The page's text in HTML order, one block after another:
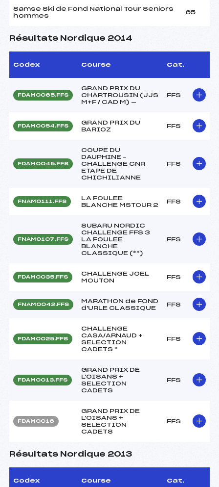
Samse Ski de Fond National Tour Seniors
hommes
65
Résultats Nordique 2014
Codex Course Cat.
FDAM0065.FFS
GRAND PRIX DU
CHARTROUSIN (JJS
M+F / CAD M) —
FFS
FDAM0054.FFS
GRAND PRIX DU
BARIOZ
FFS
FDAM0045.FFS
COUPE DU
DAUPHINE –
CHALLENGE CNR
ETAPE DE
CHICHILIANNE
FFS
FNAM0111.FFS
LA FOULEE
BLANCHE MSTOUR 2
FFS
FNAM0107.FFS
SUBARU NORDIC
CHALLENGE FFS 3
LA FOULEE
BLANCHE
CLASSIQUE (**)
FFS
FDAM0035.FFS
CHALLENGE JOEL
MOUTON
FFS
FNAM0042.FFS
MARATHON de FOND
d'URLE CLASSIQUE
FFS
FDAM0025.FFS
CHALLENGE
CASA/ARNAUD +
SELECTION
CADETS *
FFS
FDAM0013.FFS
GRAND PRIX DE
L'OISANS +
SELECTION
CADETS
FFS
FDAM0016
GRAND PRIX DE
L'OISANS +
SELECTION
CADETS
FFS
Résultats Nordique 2013
Codex Course Cat.